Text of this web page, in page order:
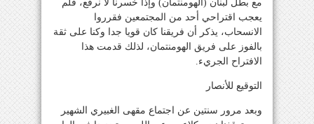
مع بطل لبنان (الهومنتمان) وإذا خسرنا لا نرفع، فلم
يعجب اقتراحي أحد من المجتمعين فقرروا
الانسحاب، يذكر أن فريقنا كان قويا جدا وكنا على ثقة
بالفوز على فريق الهومنتمان، لذلك قدمت هذا
الافتراح الجريء.
التوقيع للأنصار
وبعد مرور سنتين عن اجتماع مقهى الغبيري الشهير